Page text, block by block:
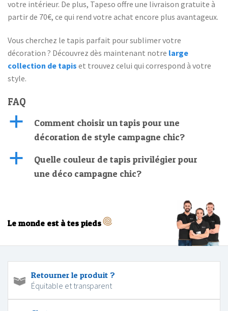
votre intérieur. De plus, Tapeso offre une livraison gratuite à
partir de 70€, ce qui rend votre achat encore plus avantageux.
Vous cherchez le tapis parfait pour sublimer votre
décoration ? Découvrez dès maintenant notre large
collection de tapis et trouvez celui qui correspond à votre
style.
FAQ
a
Comment choisir un tapis pour une
décoration de style campagne chic?
a
Quelle couleur de tapis privilégier pour
une déco campagne chic?
Le monde est à tes pieds
Retourner le produit ?
Équitable et transparent